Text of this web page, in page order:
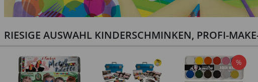
RIESIGE AUSWAHL KINDERSCHMINKEN, PROFI-
%